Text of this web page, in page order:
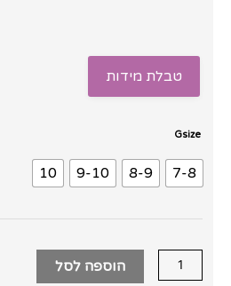
טבלת מידות
Gsize
7-8
8-9
9-10
10
כמות
סט
מקסי
עליונית
הוספה לסל